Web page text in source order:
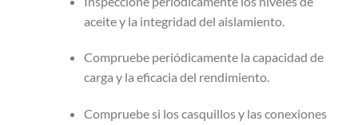
aceite y la integridad del aislamiento.
Compruebe periódicamente la capacidad de
carga y la eficacia del rendimiento.
Compruebe si los casquillos y las conexiones